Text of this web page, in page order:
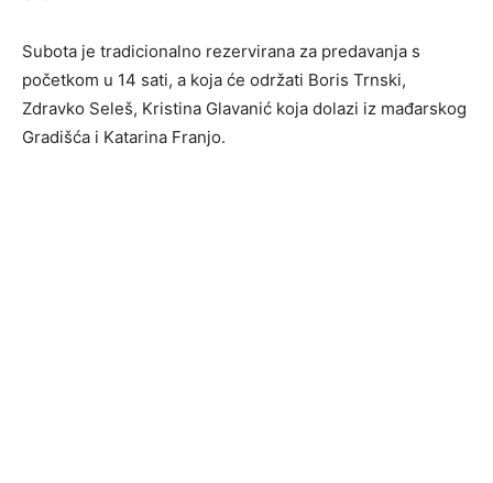
Subota je tradicionalno rezervirana za predavanja s
početkom u 14 sati, a koja će održati Boris Trnski,
Zdravko Seleš, Kristina Glavanić koja dolazi iz mađarskog
Gradišća i Katarina Franjo.